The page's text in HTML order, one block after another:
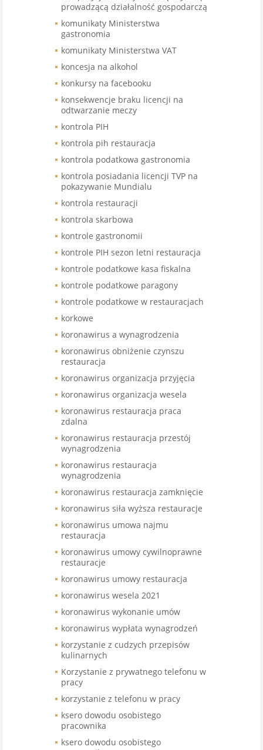
prowadzącą działalność gospodarczą
komunikaty Ministerstwa
gastronomia
komunikaty Ministerstwa VAT
koncesja na alkohol
konkursy na facebooku
konsekwencje braku licencji na
odtwarzanie meczy
kontrola PIH
kontrola pih restauracja
kontrola podatkowa gastronomia
kontrola posiadania licencji TVP na
pokazywanie Mundialu
kontrola restauracji
kontrola skarbowa
kontrole gastronomii
kontrole PIH sezon letni restauracja
kontrole podatkowe kasa fiskalna
kontrole podatkowe paragony
kontrole podatkowe w restauracjach
korkowe
koronawirus a wynagrodzenia
koronawirus obniżenie czynszu
restauracja
koronawirus organizacja przyjęcia
koronawirus organizacja wesela
koronawirus restauracja praca
zdalna
koronawirus restauracja przestój
wynagrodzenia
koronawirus restauracja
wynagrodzenia
koronawirus restauracja zamknięcie
koronawirus siła wyższa restauracje
koronawirus umowa najmu
restauracja
koronawirus umowy cywilnoprawne
restauracje
koronawirus umowy restauracja
koronawirus wesela 2021
koronawirus wykonanie umów
koronawirus wypłata wynagrodzeń
korzystanie z cudzych przepisów
kulinarnych
Korzystanie z prywatnego telefonu w
pracy
korzystanie z telefonu w pracy
ksero dowodu osobistego
pracownika
ksero dowodu osobistego